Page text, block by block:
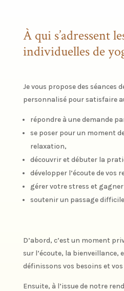
À qui s’adressent
individuelles de
Je vous propose des séances
personnalisé pour satisfaire
répondre à une demande
se poser pour un moment
relaxation,
découvrir et débuter la
développer l’écoute de vos
gérer votre stress et
soutenir un passage
D’abord, c’est un moment
sur l’écoute, la bienveillance,
définissons vos besoins et
Ensuite, à l’issue de notre